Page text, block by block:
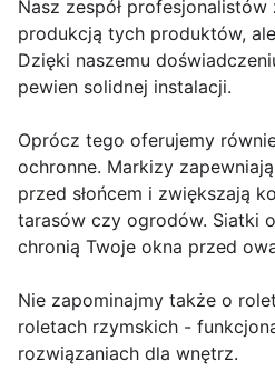
Nasz zespół
produkcją tych produktów,
Dzięki naszemu
pewien solidnej instalacji.
Oprócz tego oferujemy
ochronne. Markizy
przed słońcem i zwiększają
tarasów czy ogrodów. Siatki
chronią Twoje okna przed
Nie zapominajmy także o
roletach rzymskich -
rozwiązaniach dla wnętrz.